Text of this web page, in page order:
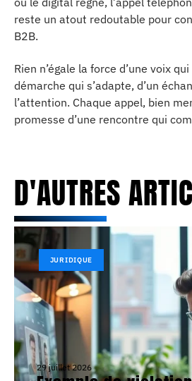
reste un atout redoutable pour
B2B.
Rien n’égale la force d’une voix
démarche qui s’adapte, d’un
l’attention. Chaque appel, bien
promesse d’une rencontre qui
D'AUTRES
JURIDIQUE
29 juillet 2026